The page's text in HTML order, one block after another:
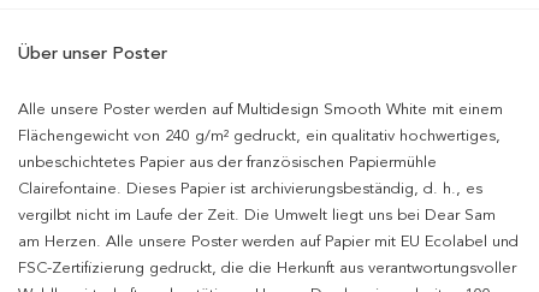
Über unser Poster
Alle unsere Poster werden auf Multidesign Smooth White mit einem
Flächengewicht von 240 g/m² gedruckt, ein qualitativ hochwertiges,
unbeschichtetes Papier aus der französischen Papiermühle
Clairefontaine. Dieses Papier ist archivierungsbeständig, d. h., es
vergilbt nicht im Laufe der Zeit. Die Umwelt liegt uns bei Dear Sam
am Herzen. Alle unsere Poster werden auf Papier mit EU Ecolabel und
FSC-Zertifizierung gedruckt, die die Herkunft aus verantwortungsvoller